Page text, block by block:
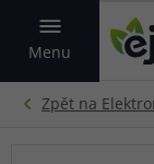
Menu
VYHLEDAT